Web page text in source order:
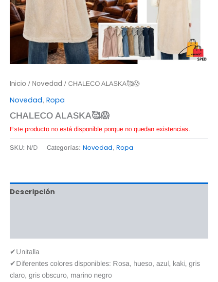
Inicio / Novedad / CHALECO ALASKA🥰😱
Novedad, Ropa
CHALECO ALASKA🥰😱
Este producto no está disponible porque no quedan existencias.
SKU: N/D Categorías: Novedad, Ropa
Descripción
✔Unitalla
✔Diferentes colores disponibles: Rosa, hueso, azul, kaki, gris
claro, gris obscuro, marino negro